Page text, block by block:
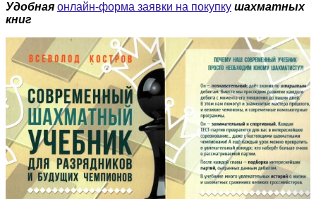
Удобная онлайн-форма заявки на покупку шахматных
книг